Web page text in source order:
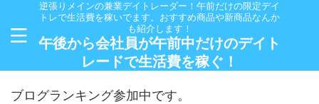
逆張りメインの兼業デイトレーダー！午前だけの限定デイ
トレで生活費を稼いでます。おすすめ商品や新商品なんか
も紹介します！
午後から会社員が午前中だけのデイト
レードで生活費を稼ぐ！
ブログランキング参加中です。